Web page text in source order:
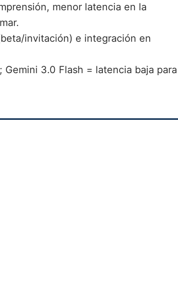
menor latencia en la
invitación) e integración en
3.0 Flash = latencia baja para